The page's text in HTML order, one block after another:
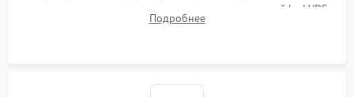
питания скалера и тестирование сигналов на шлейфе LVDS
Подробнее